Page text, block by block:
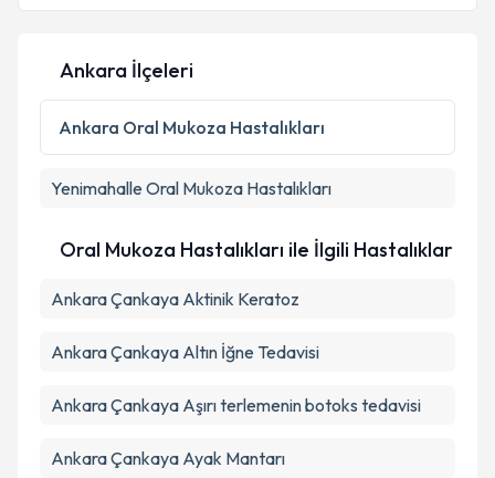
Ankara İlçeleri
Ankara Oral Mukoza Hastalıkları
Yenimahalle Oral Mukoza Hastalıkları
Oral Mukoza Hastalıkları ile İlgili Hastalıklar
Ankara Çankaya Aktinik Keratoz
Ankara Çankaya Altın İğne Tedavisi
Ankara Çankaya Aşırı terlemenin botoks tedavisi
Ankara Çankaya Ayak Mantarı